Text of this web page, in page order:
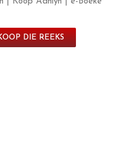
DIE REEKS